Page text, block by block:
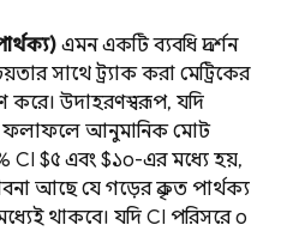
এমন একটি ব্যবধি প্রদর্শন
সাথে ট্র্যাক করা মেট্রিকের
করে। উদাহরণস্বরূপ, যদি
ফলাফলে আনুমানিক মোট
CI $৫ এবং $১০-এর মধ্যে হয়,
আছে যে গড়ের প্রকৃত পার্থক্য
থাকবে। যদি CI পরিসরে ০